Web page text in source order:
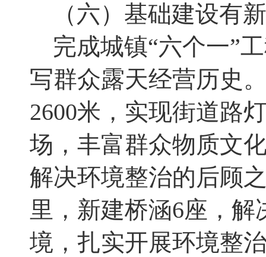
（六）基础建设有
完成城镇“六个一”
写群众露天经营历史
2600米 ， 实现街道路
场 ， 丰富群众物质文
解决环境整治的后顾
里 ， 新建桥涵6座 ， 解
境 ， 扎实开展环境整